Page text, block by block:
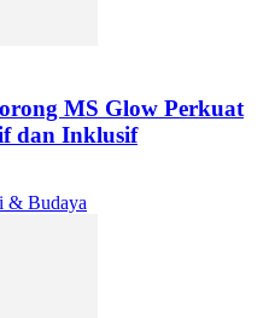
MS Glow Perkuat
dan Inklusif
& Budaya